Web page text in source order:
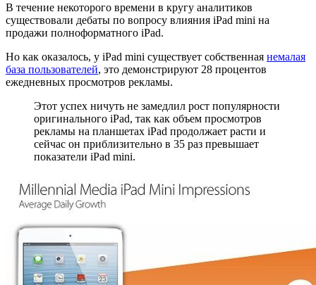
В течение некоторого времени в кругу аналитиков
существовали дебаты по вопросу влияния iPad mini на
продажи полноформатного iPad.
Но как оказалось, у iPad mini существует собственная немалая
база пользователей, это демонстрируют 28 процентов
ежедневных просмотров рекламы.
Этот успех ничуть не замедлил рост популярности
оригинального iPad, так как объем просмотров
рекламы на планшетах iPad продолжает расти и
сейчас он приблизительно в 35 раз превышает
показатели iPad mini.